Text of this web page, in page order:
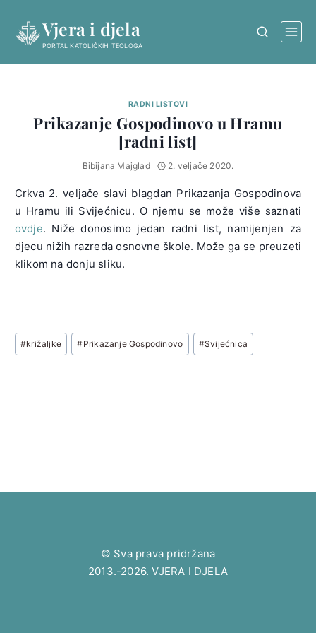
content
Vjera i djela
PORTAL KATOLIČKIH TEOLOGA
RADNI LISTOVI
Prikazanje Gospodinovo u Hramu
[radni list]
Bibijana Majglad 2. veljače 2020.
Crkva 2. veljače slavi blagdan Prikazanja Gospodinova
u Hramu ili Svijećnicu. O njemu se može više saznati
ovdje. Niže donosimo jedan radni list, namijenjen za
djecu nižih razreda osnovne škole. Može ga se preuzeti
klikom na donju sliku.
Post
Tags:
#križaljke #Prikazanje Gospodinovo #Svijećnica
© Sva prava pridržana
2013.-2026. VJERA I DJELA